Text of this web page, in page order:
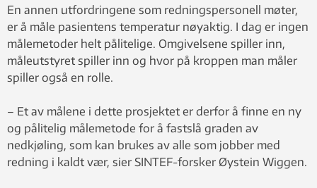
En annen utfordringene som redningspersonell møter,
er å måle pasientens temperatur nøyaktig. I dag er ingen
målemetoder helt pålitelige. Omgivelsene spiller inn,
måleutstyret spiller inn og hvor på kroppen man måler
spiller også en rolle.
– Et av målene i dette prosjektet er derfor å finne en ny
og pålitelig målemetode for å fastslå graden av
nedkjøling, som kan brukes av alle som jobber med
redning i kaldt vær, sier SINTEF-forsker Øystein Wiggen.